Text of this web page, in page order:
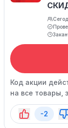
Код акции
на все товары,
списке.
предложением,
-2